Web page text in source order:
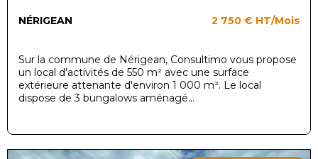
NÉRIGEAN 2 750 € HT/Mois
Sur la commune de Nérigean, Consultimo vous propose
un local d'activités de 550 m² avec une surface
extérieure attenante d'environ 1 000 m². Le local
dispose de 3 bungalows aménagé...